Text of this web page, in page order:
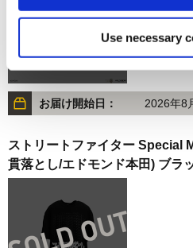
Use necessary
お届け開始日： 2026年8
ストリートファイター Special
貫落とし/エドモンド本田) ブラ